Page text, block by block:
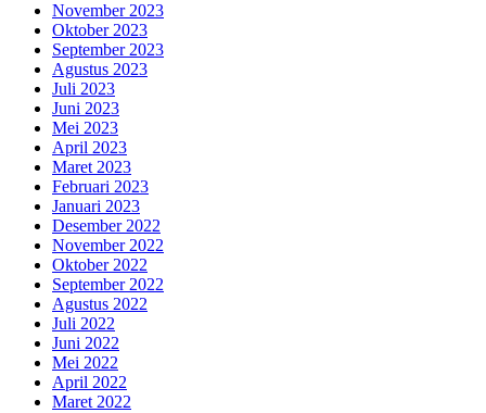
November 2023
Oktober 2023
September 2023
Agustus 2023
Juli 2023
Juni 2023
Mei 2023
April 2023
Maret 2023
Februari 2023
Januari 2023
Desember 2022
November 2022
Oktober 2022
September 2022
Agustus 2022
Juli 2022
Juni 2022
Mei 2022
April 2022
Maret 2022